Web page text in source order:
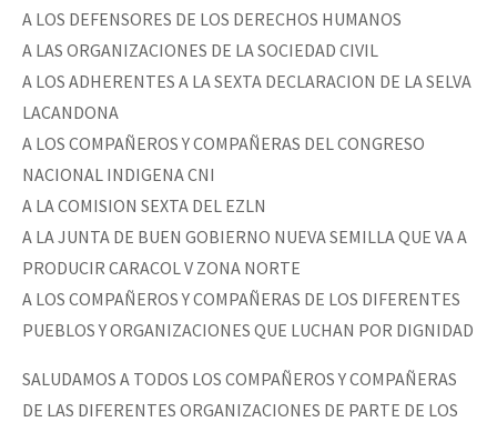
A LOS DEFENSORES DE LOS DERECHOS HUMANOS
A LAS ORGANIZACIONES DE LA SOCIEDAD CIVIL
A LOS ADHERENTES A LA SEXTA DECLARACION DE LA SELVA
LACANDONA
A LOS COMPAÑEROS Y COMPAÑERAS DEL CONGRESO
NACIONAL INDIGENA CNI
A LA COMISION SEXTA DEL EZLN
A LA JUNTA DE BUEN GOBIERNO NUEVA SEMILLA QUE VA A
PRODUCIR CARACOL V ZONA NORTE
A LOS COMPAÑEROS Y COMPAÑERAS DE LOS DIFERENTES
PUEBLOS Y ORGANIZACIONES QUE LUCHAN POR DIGNIDAD
SALUDAMOS A TODOS LOS COMPAÑEROS Y COMPAÑERAS
DE LAS DIFERENTES ORGANIZACIONES DE PARTE DE LOS